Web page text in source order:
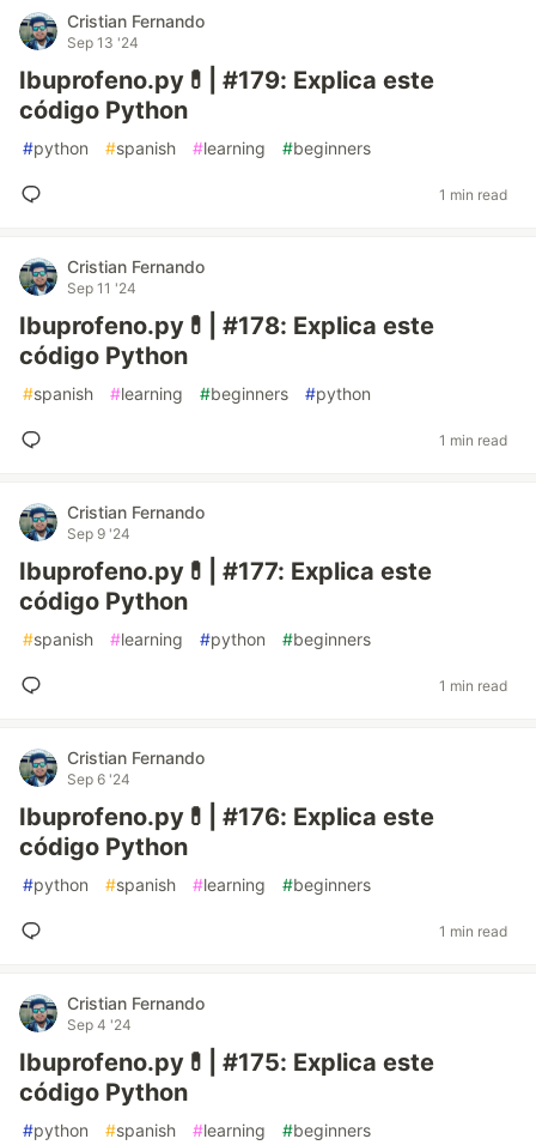
Cristian Fernando
Sep 13 '24
Ibuprofeno.py💊| #179: Explica este
código Python
#python #spanish #learning #beginners
1 min read
Cristian Fernando
Sep 11 '24
Ibuprofeno.py💊| #178: Explica este
código Python
#spanish #learning #beginners #python
1 min read
Cristian Fernando
Sep 9 '24
Ibuprofeno.py💊| #177: Explica este
código Python
#spanish #learning #python #beginners
1 min read
Cristian Fernando
Sep 6 '24
Ibuprofeno.py💊| #176: Explica este
código Python
#python #spanish #learning #beginners
1 min read
Cristian Fernando
Sep 4 '24
Ibuprofeno.py💊| #175: Explica este
código Python
#python #spanish #learning #beginners